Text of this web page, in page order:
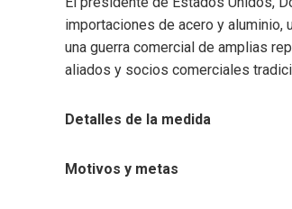
importaciones de acero y aluminio,
una guerra comercial de amplias
aliados y socios comerciales
Detalles de la medida
Motivos y metas